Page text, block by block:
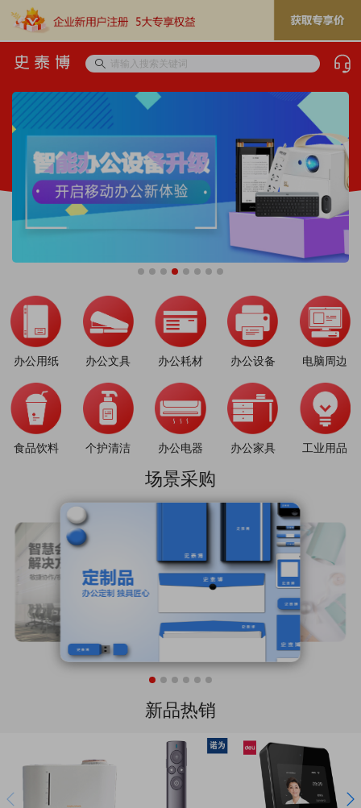
办公用纸 办公文具 办公耗材 办公设备 电脑周边
食品饮料 个护清洁 办公电器 办公家具 工业用品
场景采购
新品热销